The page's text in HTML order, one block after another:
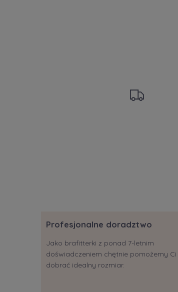
Profesjonalne doradztwo
Jako brafitterki z ponad 7-letnim
doświadczeniem chętnie pomożemy Ci
dobrać idealny rozmiar.